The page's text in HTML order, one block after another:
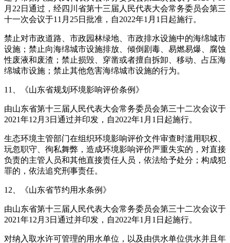
月22日通过，经四川省第十三届人民代表大会常务委员会第三
十一次会议于11月25日批准，自2022年1月1日起施行。
禁止对市政道路、市政园林绿地、市政排水设施中的海绵城市
设施；禁止向海绵城市设施排放、倾倒剧毒、易燃易爆、腐蚀
性废液和废渣；禁止损毁、穿凿或者擅自拆卸、移动、占压海
绵城市设施；禁止其他危害海绵城市设施的行为。
11、《山东省规划环境影响评价条例》
由山东省第十三届人民代表大会常务委员会第三十二次会议于
2021年12月3日通过并印发，自2022年1月1日起施行。
生态环境主管部门在组织环境影响评价文件审查时滥用职权、
玩忽职守、徇私舞弊，造成环境影响评价严重失实的，对直接
负责的主管人员和其他直接责任人员，依法给予处分；构成犯
罪的，依法追究刑事责任。
12、《山东省节约用水条例》
由山东省第十三届人民代表大会常务委员会第三十二次会议于
2021年12月3日通过并印发，自2022年1月1日起施行。
对纳入取水许可管理的用水单位，以及由供水单位供水并且年